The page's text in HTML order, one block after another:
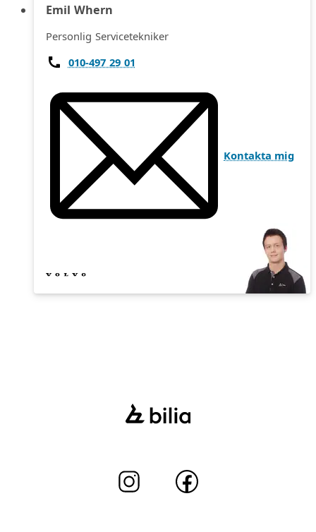
Emil Whern
Personlig Servicetekniker
010-497 29 01
Kontakta mig